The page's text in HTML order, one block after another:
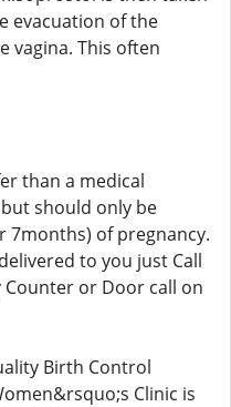
evacuation of the
vagina. This often
than a medical
should only be
7months) of pregnancy.
to you just Call
Counter or Door call on
Birth Control
Clinic is